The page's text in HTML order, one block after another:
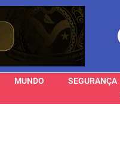
MUNDO SEGURANÇA